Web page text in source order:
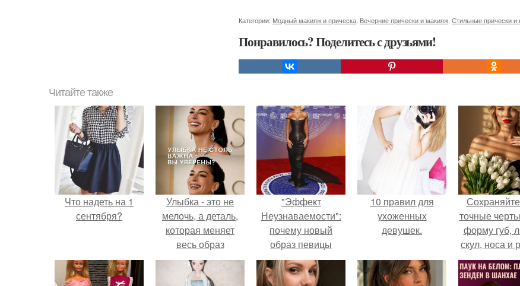
Категории: Модный макияж и прическа Вечерние прически и макияж Стильные прически и
Понравилось? Поделитесь с друзьями!
Читайте также
Что надеть на 1
сентября?
Улыбка - это не
мелочь, а деталь,
которая меняет
весь образ
человека.
"Эффект
Неузнаваемости":
почему новый
образ певицы
вызвал споры о
гранях
10 правил для
ухоженных
девушек.
точные
форму губ,
скул, носа и
глаз.